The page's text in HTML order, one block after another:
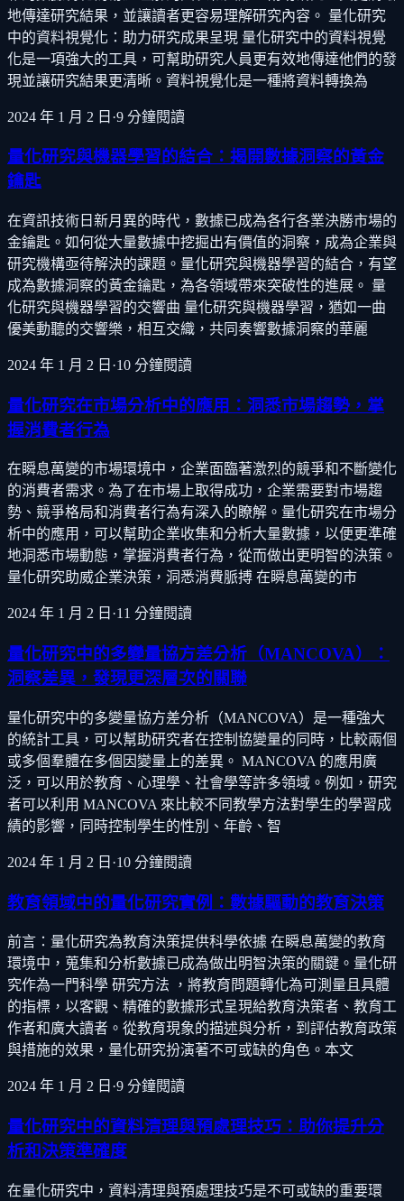
地傳達研究結果，並讓讀者更容易理解研究內容。 量化研究
中的資料視覺化：助力研究成果呈現 量化研究中的資料視覺
化是一項強大的工具，可幫助研究人員更有效地傳達他們的發
現並讓研究結果更清晰。資料視覺化是一種將資料轉換為
2024 年 1 月 2 日 ·9 分鐘閱讀
量化研究與機器學習的結合：揭開數據洞察的黃金
鑰匙
在資訊技術日新月異的時代，數據已成為各行各業決勝市場的
金鑰匙。如何從大量數據中挖掘出有價值的洞察，成為企業與
研究機構亟待解決的課題。量化研究與機器學習的結合，有望
成為數據洞察的黃金鑰匙，為各領域帶來突破性的進展。 量
化研究與機器學習的交響曲 量化研究與機器學習，猶如一曲
優美動聽的交響樂，相互交織，共同奏響數據洞察的華麗
2024 年 1 月 2 日 ·10 分鐘閱讀
量化研究在市場分析中的應用：洞悉市場趨勢，掌
握消費者行為
在瞬息萬變的市場環境中，企業面臨著激烈的競爭和不斷變化
的消費者需求。為了在市場上取得成功，企業需要對市場趨
勢、競爭格局和消費者行為有深入的瞭解。量化研究在市場分
析中的應用，可以幫助企業收集和分析大量數據，以便更準確
地洞悉市場動態，掌握消費者行為，從而做出更明智的決策。
量化研究助威企業決策，洞悉消費脈搏 在瞬息萬變的市
2024 年 1 月 2 日 ·11 分鐘閱讀
量化研究中的多變量協方差分析（MANCOVA）：
洞察差異，發現更深層次的關聯
量化研究中的多變量協方差分析（MANCOVA）是一種強大
的統計工具，可以幫助研究者在控制協變量的同時，比較兩個
或多個羣體在多個因變量上的差異。 MANCOVA 的應用廣
泛，可以用於教育、心理學、社會學等許多領域。例如，研究
者可以利用 MANCOVA 來比較不同教學方法對學生的學習成
績的影響，同時控制學生的性別、年齡、智
2024 年 1 月 2 日 ·10 分鐘閱讀
教育領域中的量化研究實例：數據驅動的教育決策
前言：量化研究為教育決策提供科學依據 在瞬息萬變的教育
環境中，蒐集和分析數據已成為做出明智決策的關鍵。量化研
究作為一門科學 研究方法 ，將教育問題轉化為可測量且具體
的指標，以客觀、精確的數據形式呈現給教育決策者、教育工
作者和廣大讀者。從教育現象的描述與分析，到評估教育政策
與措施的效果，量化研究扮演著不可或缺的角色。本文
2024 年 1 月 2 日 ·9 分鐘閱讀
量化研究中的資料清理與預處理技巧：助你提升分
析和決策準確度
在量化研究中，資料清理與預處理技巧是不可或缺的重要環